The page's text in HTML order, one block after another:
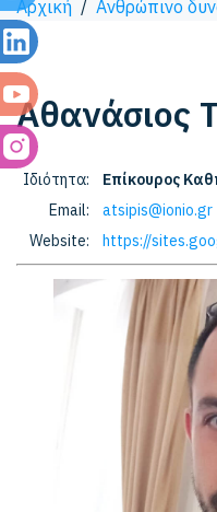
Αρχική / Ανθρώπινο
Αθανάσιος
Ιδιότητα:
Επίκουρος
Email:
atsipis@ionio.gr
Website:
https://